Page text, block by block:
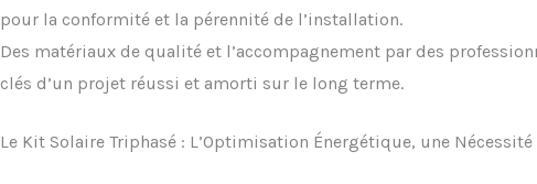
pour la conformité et la pérennité de l’installation.
Des matériaux de qualité et l’accompagnement par des
clés d’un projet réussi et amorti sur le long terme.
Le Kit Solaire Triphasé : L’Optimisation Énergétique, une Nécessité